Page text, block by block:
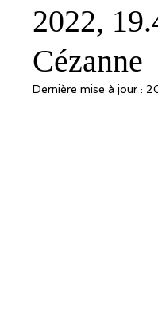
2022,
Cézanne
Dernière mise à jour :